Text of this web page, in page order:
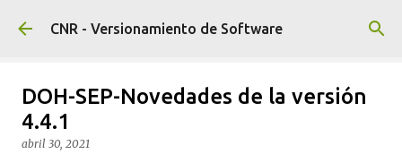
Ir al contenido principal
CNR - Versionamiento de Software
DOH-SEP-Novedades de la versión
4.4.1
abril 30, 2021